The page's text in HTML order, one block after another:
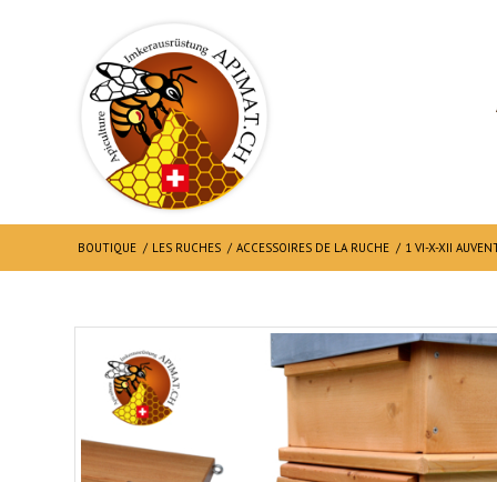
BOUTIQUE / LES RUCHES / ACCESSOIRES DE LA RUCHE / 1 VI-X-XII